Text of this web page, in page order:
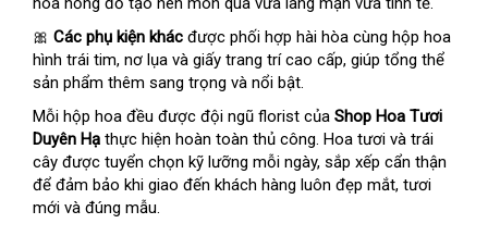
🎀 Các phụ kiện khác được phối hợp hài hòa cùng hộp hoa
hình trái tim, nơ lụa và giấy trang trí cao cấp, giúp tổng thể
sản phẩm thêm sang trọng và nổi bật.
Mỗi hộp hoa đều được đội ngũ florist của Shop Hoa Tươi
Duyên Hạ thực hiện hoàn toàn thủ công. Hoa tươi và trái
cây được tuyển chọn kỹ lưỡng mỗi ngày, sắp xếp cẩn thận
để đảm bảo khi giao đến khách hàng luôn đẹp mắt, tươi
mới và đúng mẫu.